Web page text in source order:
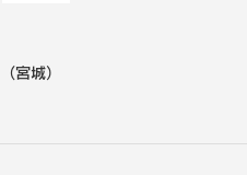
（宮城）